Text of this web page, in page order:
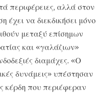
περιφέρειες, αλλά στον
έχει να διεκδικήσει μόνο
μεταξύ επίσημων
και «γαλάζιων»
διαμάχες. «Ο
δυνάμεις» υπέστησαν
κέρδη που περιέφεραν